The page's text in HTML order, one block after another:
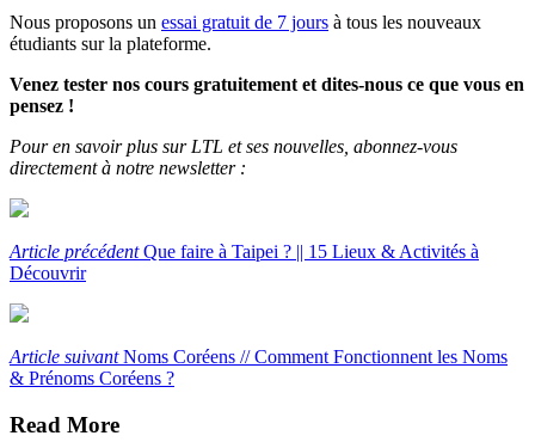
Nous proposons un essai gratuit de 7 jours à tous les nouveaux
étudiants sur la plateforme.
Venez tester nos cours gratuitement et dites-nous ce que vous en
pensez !
Pour en savoir plus sur LTL et ses nouvelles, abonnez-vous
directement à notre newsletter :
Article précédentQue faire à Taipei ? || 15 Lieux & Activités à
Découvrir
Article suivantNoms Coréens // Comment Fonctionnent les Noms
& Prénoms Coréens ?
Read More